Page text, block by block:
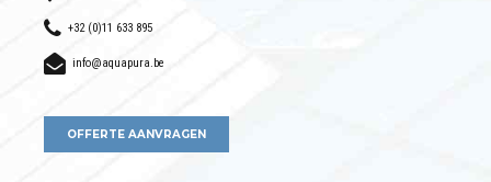
+32 (0)11 633 895
info@aquapura.be
OFFERTE AANVRAGEN